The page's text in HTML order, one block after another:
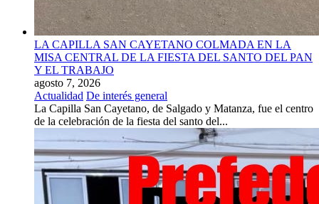
LA CAPILLA SAN CAYETANO COLMADA EN LA
MISA CENTRAL DE LA FIESTA DEL SANTO DEL PAN
Y EL TRABAJO
agosto 7, 2026
Actualidad De interés general
La Capilla San Cayetano, de Salgado y Matanza, fue el centro
de la celebración de la fiesta del santo del...